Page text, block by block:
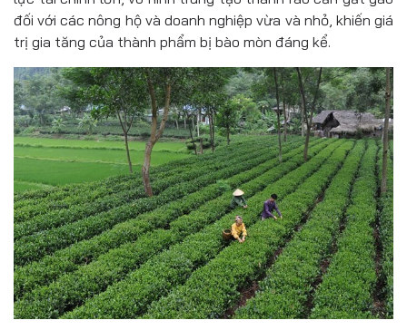
đối với các nông hộ và doanh nghiệp vừa và nhỏ, khiến giá
trị gia tăng của thành phẩm bị bào mòn đáng kể.